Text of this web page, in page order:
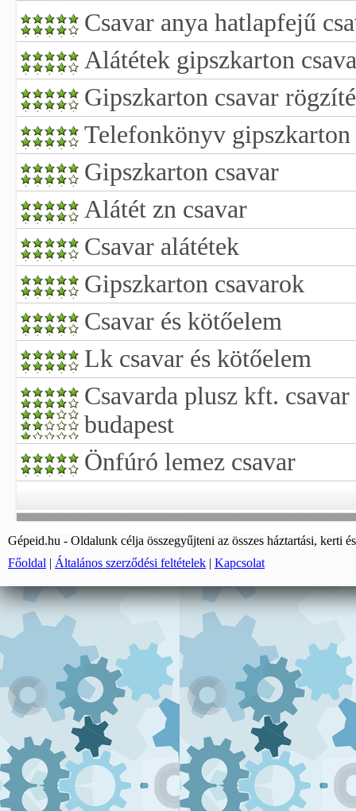
Csavar anya hatlapfejű
Alátétek gipszkarton
Gipszkarton csavar
Telefonkönyv gipszkarton
Gipszkarton csavar
Alátét zn csavar
Csavar alátétek
Gipszkarton csavarok
Csavar és kötőelem
Lk csavar és kötőelem
Csavarda plusz kft. csavar
budapest
Önfúró lemez csavar
Gépeid.hu - Oldalunk célja összegyűjteni az összes háztartási, kerti
Főoldal | Általános szerződési feltételek | Kapcsolat